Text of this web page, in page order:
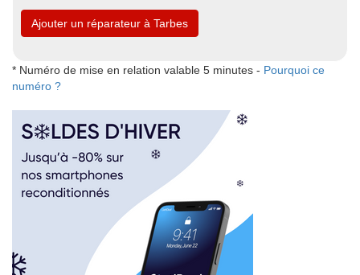
Ajouter un réparateur à Tarbes
* Numéro de mise en relation valable 5 minutes - Pourquoi ce
numéro ?